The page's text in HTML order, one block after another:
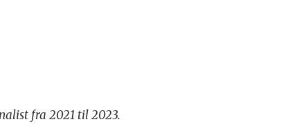
fra 2021 til 2023.